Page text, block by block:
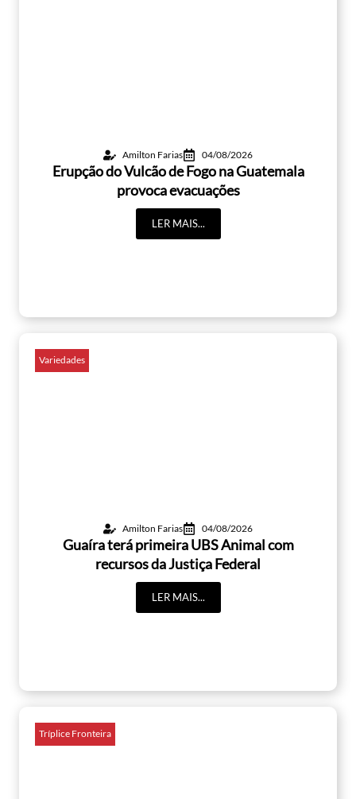
Amilton Farias 04/08/2026
Erupção do Vulcão de Fogo na Guatemala
provoca evacuações
LER MAIS...
Variedades
Amilton Farias 04/08/2026
Guaíra terá primeira UBS Animal com
recursos da Justiça Federal
LER MAIS...
Tríplice Fronteira